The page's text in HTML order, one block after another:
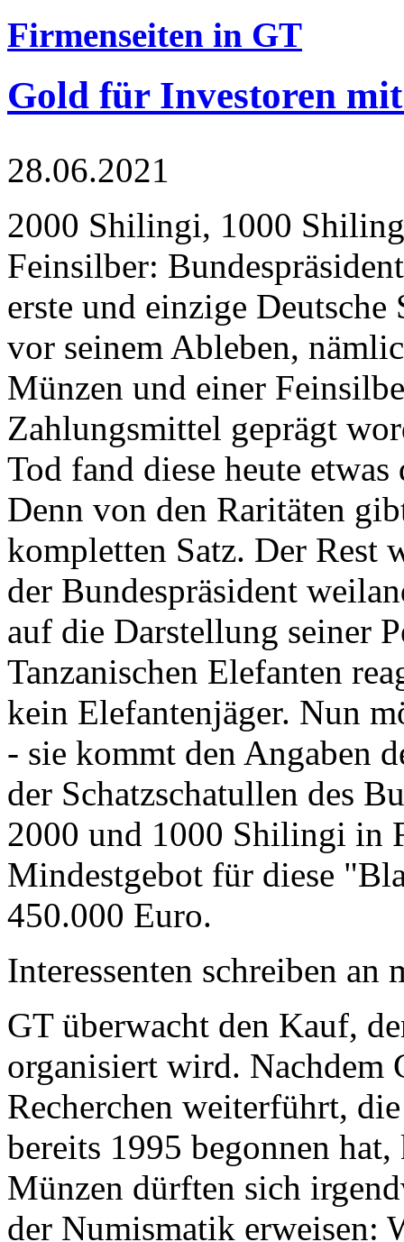
Firmenseiten in GT
Gold für Investoren
28.06.2021
2000 Shilingi, 1000
Feinsilber:
erste und einzige Deutsche
vor seinem Ableben,
Münzen und einer
Zahlungsmittel geprägt
Tod fand diese heute
Denn von den Raritäten
kompletten Satz. Der Rest
der Bundespräsident
auf die Darstellung seiner
Tanzanischen Elefanten
kein Elefantenjäger. Nun
- sie kommt den Angaben
der Schatzschatullen des
2000 und 1000 Shilingi in
Mindestgebot für diese
450.000 Euro.
Interessenten schreiben
GT überwacht den Kauf,
organisiert wird. Nachdem
Recherchen weiterführt,
bereits 1995 begonnen
Münzen dürften sich
der Numismatik erweisen: